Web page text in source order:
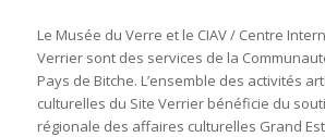
Le Musée du Verre et le CIAV / Centre
Verrier sont des services de la
Pays de Bitche. L’ensemble des activités
culturelles du Site Verrier bénéficie du
régionale des affaires culturelles Grand